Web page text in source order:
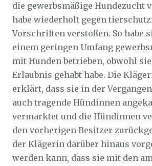
die gewerbsmäßige Hundezucht
habe wiederholt gegen
Vorschriften verstoßen. So habe
einem geringen Umfang
mit Hunden betrieben, obwohl
Erlaubnis gehabt habe. Die
erklärt, dass sie in der
auch tragende Hündinnen
vermarktet und die Hündinnen
den vorherigen Besitzer
der Klägerin darüber hinaus
werden kann, dass sie mit den